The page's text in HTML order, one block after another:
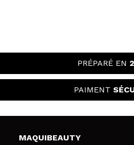
PRÉPARÉ EN
PAIMENT
MAQUIBEAUTY